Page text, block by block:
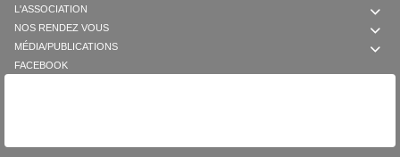

L'ASSOCIATION

NOS RENDEZ VOUS

MÉDIA/PUBLICATIONS
FACEBOOK